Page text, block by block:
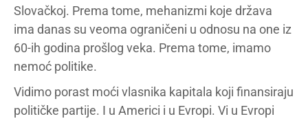
Slovačkoj. Prema tome, mehanizmi koje država
ima danas su veoma ograničeni u odnosu na one iz
60-ih godina prošlog veka. Prema tome, imamo
nemoć politike.
Vidimo porast moći vlasnika kapitala koji finansiraju
političke partije. I u Americi i u Evropi. Vi u Evropi